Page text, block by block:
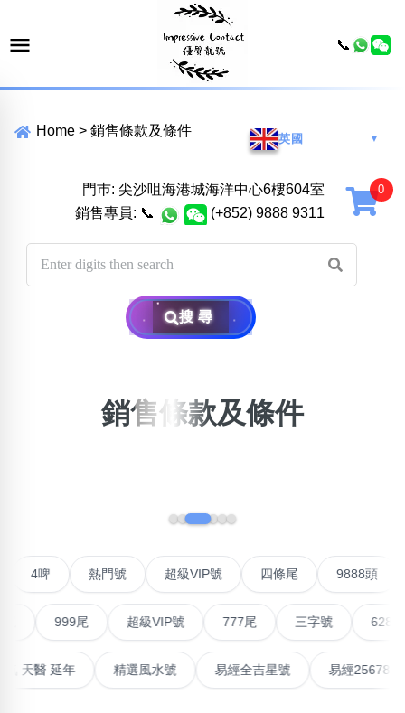
Home > 銷售條款及條件
英國 ▼
門巿: 尖沙咀海港城海洋中心6樓604室
銷售專員: 📞 (+852) 9888 9311
搜尋
清除全部分類
搜尋
不包含數字
銷售條款及條件
4啤 熱門號 超級VIP號 四條尾 9888頭
999尾 超級VIP號 777尾 三字號 6288頭
生氣 天醫 延年 精選風水號 易經全吉星號 易經
📞